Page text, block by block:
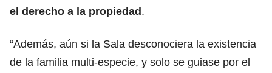
el derecho a la propiedad.
“Además, aún si la Sala desconociera la existencia
de la familia multi-especie, y solo se guiase por el